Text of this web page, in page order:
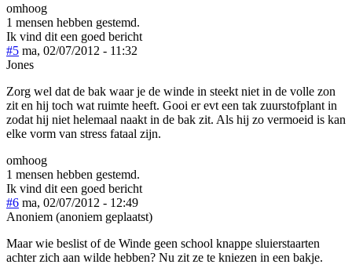
omhoog
1 mensen hebben gestemd.
Ik vind dit een goed bericht
#5 ma, 02/07/2012 - 11:32
Jones
Zorg wel dat de bak waar je de winde in steekt niet in de volle zon
zit en hij toch wat ruimte heeft. Gooi er evt een tak zuurstofplant in
zodat hij niet helemaal naakt in de bak zit. Als hij zo vermoeid is kan
elke vorm van stress fataal zijn.
omhoog
1 mensen hebben gestemd.
Ik vind dit een goed bericht
#6 ma, 02/07/2012 - 12:49
Anoniem (anoniem geplaatst)
Maar wie beslist of de Winde geen school knappe sluierstaarten
achter zich aan wilde hebben? Nu zit ze te kniezen in een bakje.